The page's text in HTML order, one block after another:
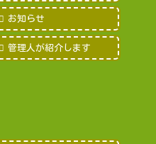
お知らせ
管理人が紹介します